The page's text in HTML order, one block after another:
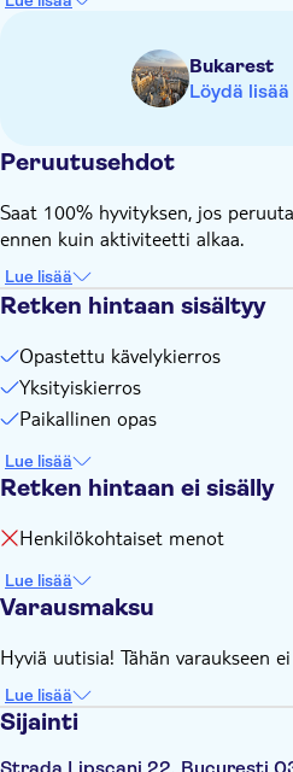
monuments or attractions
Bukarest
Löydä
Peruutusehdot
Saat 100% hyvityksen, jos
ennen kuin aktiviteetti alkaa.
Lue lisää
Retken hintaan sisältyy
Opastettu kävelykierros
Yksityiskierros
Paikallinen opas
Lue lisää
Retken hintaan ei sisälly
Henkilökohtaiset menot
Lue lisää
Varausmaksu
Hyviä uutisia! Tähän varaukseen
Lue lisää
Sijainti